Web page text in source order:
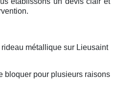
métallique sur Lieusaint
bloquer pour plusieurs raisons